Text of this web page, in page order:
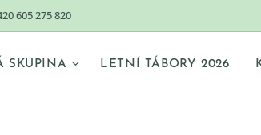
605 275 820
SKUPINA LETNÍ TÁBORY 2026